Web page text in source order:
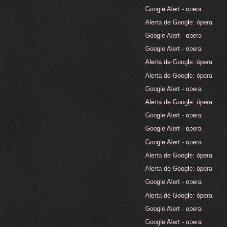
Google Alert - opera
Alerta de Google: ópera
Google Alert - opera
Google Alert - opera
Alerta de Google: ópera
Alerta de Google: ópera
Google Alert - opera
Alerta de Google: ópera
Google Alert - opera
Google Alert - opera
Google Alert - opera
Alerta de Google: ópera
Alerta de Google: ópera
Google Alert - opera
Alerta de Google: ópera
Google Alert - opera
Google Alert - opera